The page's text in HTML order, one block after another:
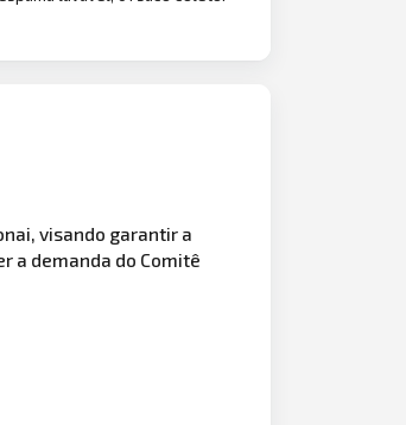
visando garantir a
a demanda do Comitê